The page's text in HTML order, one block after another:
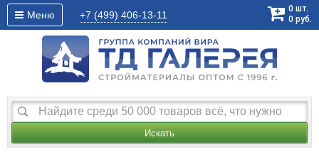
Меню +7 (499) 406-13-11
0 шт.
0 руб.
Искать